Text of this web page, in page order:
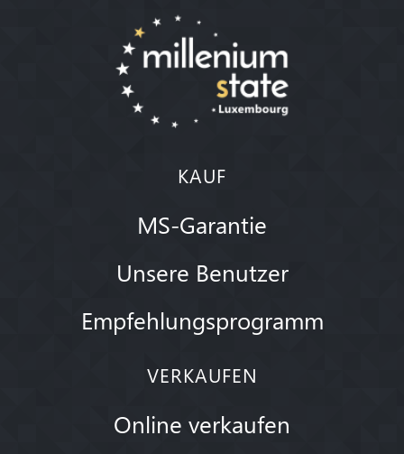
KAUF
MS-Garantie
Unsere Benutzer
Empfehlungsprogramm
VERKAUFEN
Online verkaufen